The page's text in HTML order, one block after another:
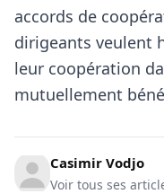
accords de
dirigeants veulent
leur coopération
mutuellement
Casimir Vodjo
Voir tous ses